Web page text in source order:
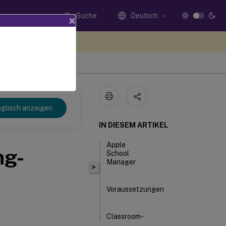
Suche Deutsch
anzeigen
>
IN DIESEM ARTIKEL
Apple
School
Manager
Voraussetzungen
Classroom-
×